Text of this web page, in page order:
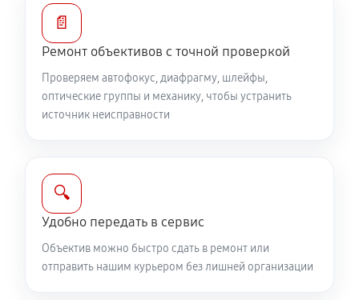
Устранение механических повреждений
Ремонт электроники объектива Canon EF 300mm
f/2.8L IS II USM
810 руб
Ремонт передней линзы объектива
720 руб 60 минут
📄
Ремонт объективов с точной проверкой
Проверяем автофокус, диафрагму, шлейфы,
оптические группы и механику, чтобы устранить
источник неисправности
🔍
Удобно передать в сервис
Объектив можно быстро сдать в ремонт или
отправить нашим курьером без лишней организации